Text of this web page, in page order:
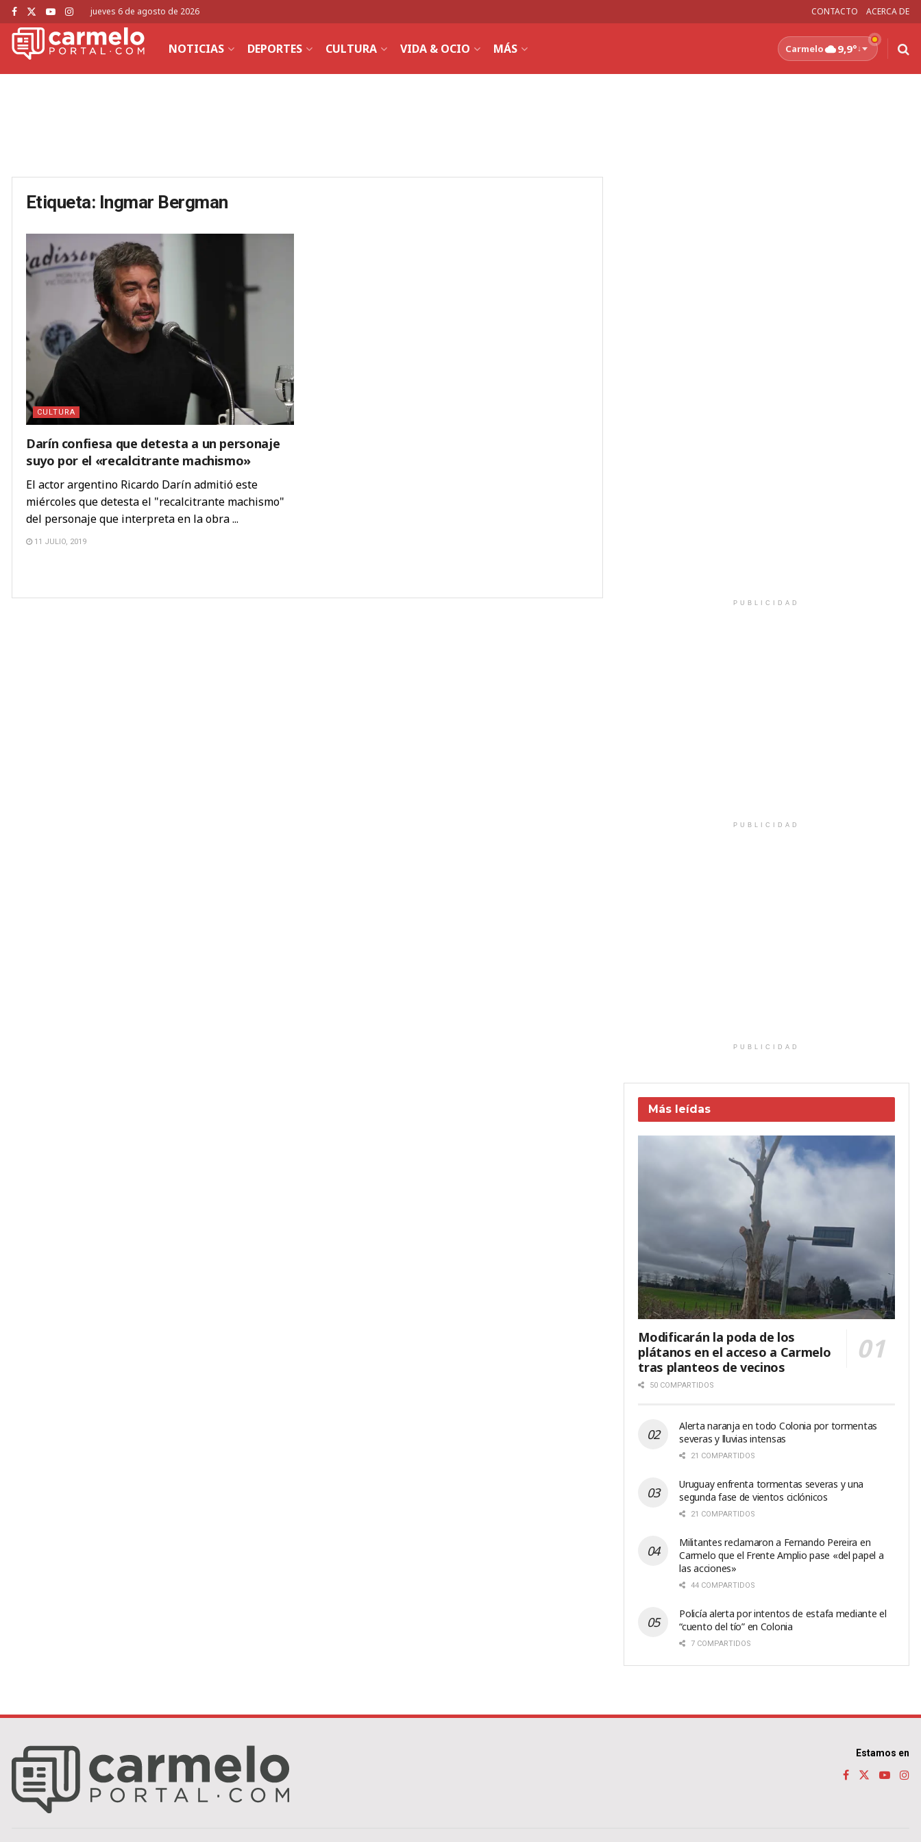
jueves 6 de agosto de 2026 CONTACTO ACERCA DE
NOTICIAS DEPORTES CULTURA VIDA & OCIO MÁS Carmelo 9,9°↓
Etiqueta: Ingmar Bergman
CULTURA
Darín confiesa que detesta a un personaje
suyo por el «recalcitrante machismo»
El actor argentino Ricardo Darín admitió este
miércoles que detesta el "recalcitrante machismo"
del personaje que interpreta en la obra ...
11 JULIO, 2019
PUBLICIDAD
PUBLICIDAD
PUBLICIDAD
Más leídas
Modificarán la poda de los
plátanos en el acceso a Carmelo
tras planteos de vecinos
50 COMPARTIDOS
Alerta naranja en todo Colonia por tormentas
severas y lluvias intensas
21 COMPARTIDOS
Uruguay enfrenta tormentas severas y una
segunda fase de vientos ciclónicos
21 COMPARTIDOS
Militantes reclamaron a Fernando Pereira en
Carmelo que el Frente Amplio pase «del papel a
las acciones»
44 COMPARTIDOS
Policía alerta por intentos de estafa mediante el
“cuento del tío” en Colonia
7 COMPARTIDOS
Estamos en